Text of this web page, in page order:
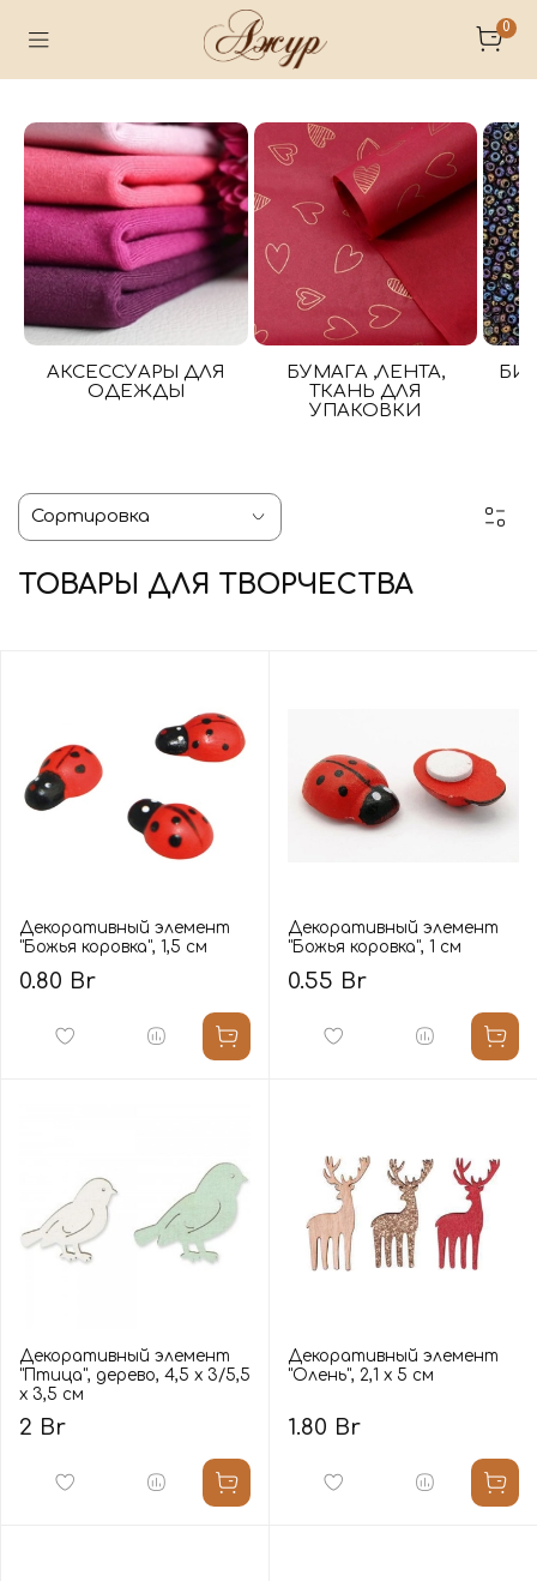
0
АКСЕССУАРЫ ДЛЯ
ОДЕЖДЫ
БУМАГА ,ЛЕНТА,
ТКАНЬ ДЛЯ
УПАКОВКИ
ТОВАРЫ ДЛЯ ТВОРЧЕСТВА
Декоративный элемент
"Божья коровка", 1,5 см
0.80 Br
Декоративный элемент
"Божья коровка", 1 см
0.55 Br
Декоративный элемент
"Птица", дерево, 4,5 х 3/5,5
х 3,5 см
2 Br
Декоративный элемент
"Олень", 2,1 х 5 см
1.80 Br